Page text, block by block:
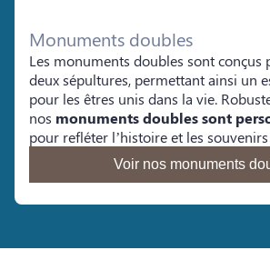
Monuments doubles
Les monuments doubles sont conçus
deux sépultures, permettant ainsi un
pour les êtres unis dans la vie.
nos monuments doubles sont
pour refléter l’histoire et les
Voir nos monuments